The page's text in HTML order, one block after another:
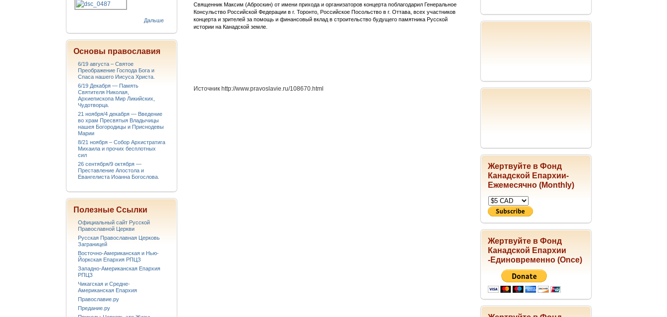
Жертвуйте в Фонд
Канадской Епархии-
Ежемесячно (Monthly)
Жертвуйте в Фонд
Канадской Епархии
-Единовременно (Once)
Священник Максим (Аброскин) от имени прихода и организаторов концерта поблагодарил Генеральное
Консульство Российской Федерации в г. Торонто, Российское Посольство в г. Оттава, всех участников
концерта и зрителей за помощь и финансовый вклад в строительство будущего памятника Русской
истории на Канадской земле.
Источник http://www.pravoslavie.ru/108670.html
Дальше
Основы православия
6/19 августа – Святое
Преображение Господа Бога и
Спаса нашего Иисуса Христа.
6/19 Декабря — Память
Святителя Николая,
Архиепископа Мир Ликийских,
Чудотворца.
21 ноября/4 декабря — Введение
во храм Пресвятыя Владычицы
нашея Богородицы и Приснодевы
Марии
8/21 ноября – Собор Архистратига
Михаила и прочих бесплотных
сил
26 сентября/9 октября —
Преставление Апостола и
Евангелиста Иоанна Богослова.
Полезные Ссылки
Официальный сайт Русской
Православной Церкви
Русская Православная Церковь
Заграницей
Восточно-Американская и Нью-
Йоркская Епархия РПЦЗ
Западно-Американская Епархия
РПЦЗ
Чикагская и Средне-
Американская Епархия
Православие.ру
Предание.ру